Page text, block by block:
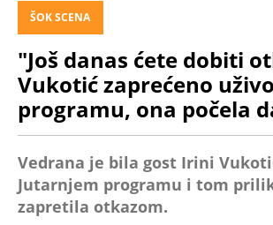
ŠOK SCENA
"Još danas ćete dobiti
Vukotić zaprećeno
programu, ona počela
Vedrana je bila gost Irini
Jutarnjem programu i tom
zapretila otkazom.